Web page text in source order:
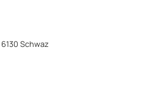
Schwaz